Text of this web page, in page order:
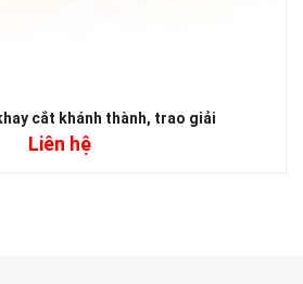
cắt khánh thành, trao giải
Liên hệ